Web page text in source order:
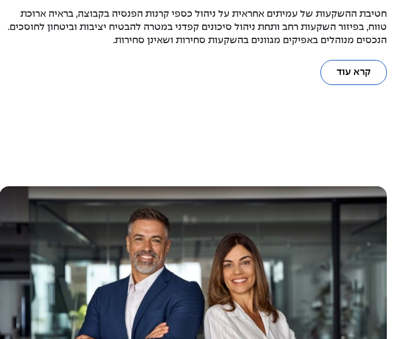
חטיבת ההשקעות של עמיתים אחראית על ניהול כספי קרנות הפנסיה בקבוצה, בראיה ארוכת
טווח, בפיזור השקעות רחב ותחת ניהול סיכונים קפדני במטרה להבטיח יציבות וביטחון לחוסכים.
הנכסים מנוהלים באפיקים מגוונים בהשקעות סחירות ושאינן סחירות.
קרא עוד